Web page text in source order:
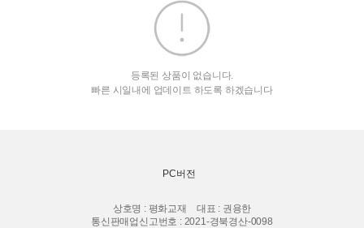
등록된 상품이 없습니다.
빠른 시일내에 업데이트 하도록 하겠습니다
PC버전
상호명 : 평화교재
대표 : 권용한
통신판매업신고번호 : 2021-경북경산-0098